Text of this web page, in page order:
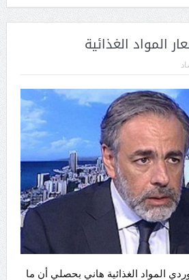
المواد الغذائية
المواد الغذائية هاني بحصلي أن ما